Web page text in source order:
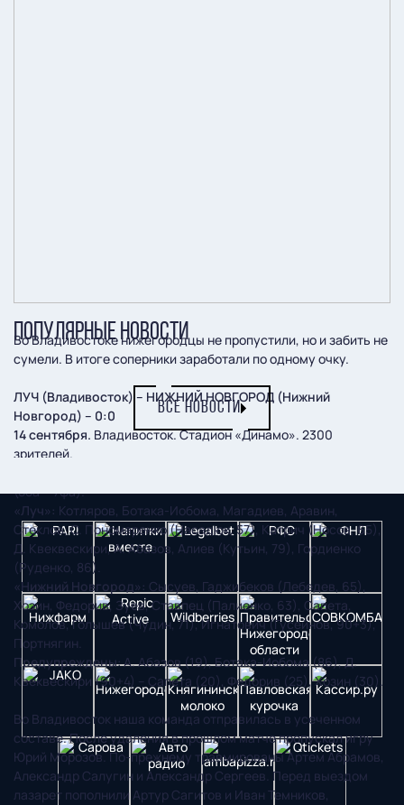
Во Владивостоке нижегородцы не пропустили, но и забить не
сумели. В итоге соперники заработали по одному очку.
ЛУЧ (Владивосток) – НИЖНИЙ НОВГОРОД (Нижний
Новгород) – 0:0
14 сентября. Владивосток. Стадион «Динамо». 2300
зрителей.
(оба – Уфа).
«Луч»: Котляров, Ботака-Иобома, Магадиев, Аравин,
Стеклов, С. Пономаренко (Насадюк, 57), Катрич (Носов, 65),
Д. Квеквескири, А. Абазов, Алиев (Кутьин, 79), Гордиенко
(Руденко, 86).
«Нижний Новгород»: Сысуев, Гаджибеков (Лебедев, 65),
Хозин, Федорив, Зуев, Ставпец (Палиенко, 63), Сапета,
Комолов, Голышев (Чудин, 71), Игнатович (Гусейнов, 90+3),
Портнягин.
Предупреждены: А. Абазов (19), Ботака-Иобома (86), Д.
Квеквескири (90+4) – Сапета (20), Федорив (25), Хозин (30).
Во Владивосток наша команда отправилась в усеченном
составе. После удаления в прошлом матче пропускал игру
Юрий Морозов. По-прежнему травмированы Артем Абрамов,
Александр Салугин и Александр Сергеев. Перед выездом
лазарет пополнили Артур Сагитов и Иван Темников,
ПОПУЛЯРНЫЕ НОВОСТИ
ВСЕ НОВОСТИ